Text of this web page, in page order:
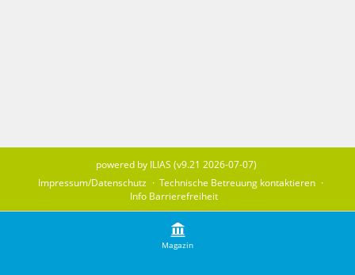
Magazin
powered by ILIAS (v9.21 2026-07-07)
Impressum/Datenschutz
Technische Betreuung kontaktieren
Info Barrierefreiheit